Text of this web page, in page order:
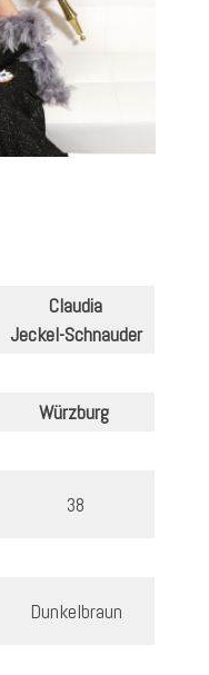
Claudia
Jeckel-Schnauder
Würzburg
38
Dunkelbraun